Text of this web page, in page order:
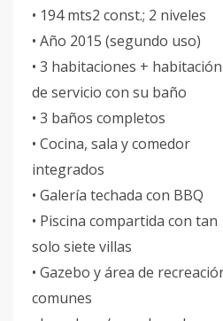
• 194 mts2 const.; 2 niveles
• Año 2015 (segundo uso)
• 3 habitaciones + habitación
de servicio con su baño
• 3 baños completos
• Cocina, sala y comedor
integrados
• Galería techada con BBQ
• Piscina compartida con tan
solo siete villas
• Gazebo y área de
comunes